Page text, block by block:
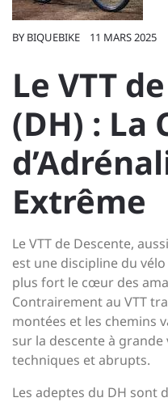
BY BIQUEBIKE 11 MARS 2025
Le VTT
(DH) : La
Extrême
Le VTT de Descente,
est une discipline du
plus fort le cœur des
Contrairement au VTT
montées et les chemins
sur la descente à
techniques et abrupts.
Les adeptes du DH sont